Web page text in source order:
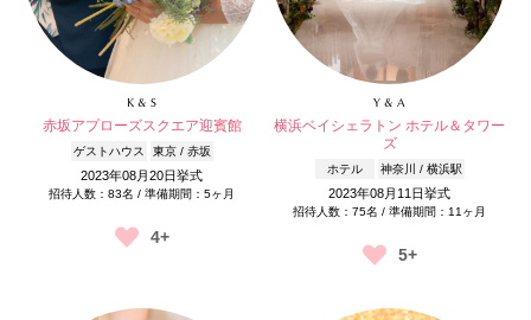
K & S
赤坂アプローズスクエア迎賓館
ゲストハウス 東京 / 赤坂
2023年08月20日挙式
招待人数：83名 / 準備期間：5ヶ月
4+
Y & A
横浜ベイシェラトン ホテル＆タワー
ズ
ホテル 神奈川 / 横浜駅
2023年08月11日挙式
招待人数：75名 / 準備期間：11ヶ月
5+